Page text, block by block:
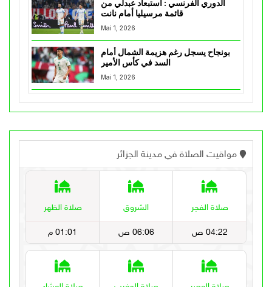
الدوري الفرنسي : استبعاد عبدلي من
قائمة مرسيليا أمام نانت
Mai 1, 2026
بونجاح يسجل رغم هزيمة الشمال أمام
السد في كأس الأمير
Mai 1, 2026